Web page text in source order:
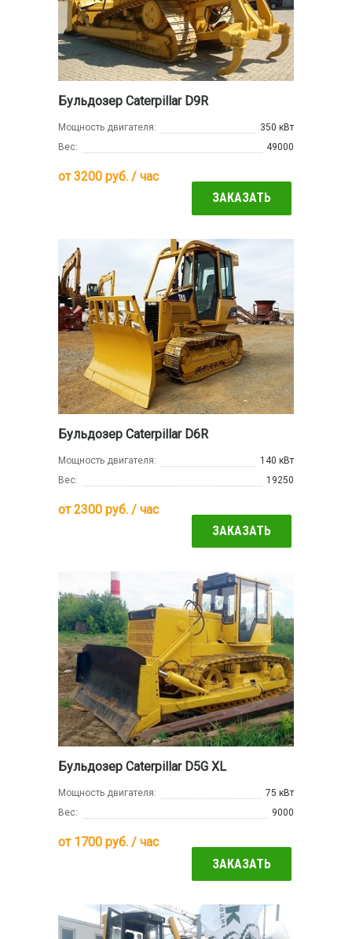
Бульдозер Caterpillar D9R
Мощность двигателя:
350 кВт
Вес:
49000
от3200 руб. / час
ЗАКАЗАТЬ
Бульдозер Caterpillar D6R
Мощность двигателя:
140 кВт
Вес:
19250
от2300 руб. / час
ЗАКАЗАТЬ
Бульдозер Caterpillar D5G XL
Мощность двигателя:
75 кВт
Вес:
9000
от 1700 руб. / час
ЗАКАЗАТЬ